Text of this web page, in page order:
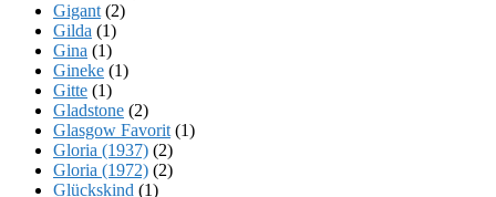
Gigant (2)
Gilda (1)
Gina (1)
Gineke (1)
Gitte (1)
Gladstone (2)
Glasgow Favorit (1)
Gloria (1937) (2)
Gloria (1972) (2)
Glückskind (1)